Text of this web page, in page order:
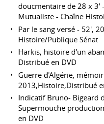
doucmentaire de 28 x 3'
Mutualiste - Chaîne
Par le sang versé - 52',
Histoire/Publique Sénat
Harkis, histoire d'un
Distribué en DVD
Guerre d'Algérie,
2013,Histoire,Distribué
Indicatif Bruno- Bigeard
Supermouche
en DVD